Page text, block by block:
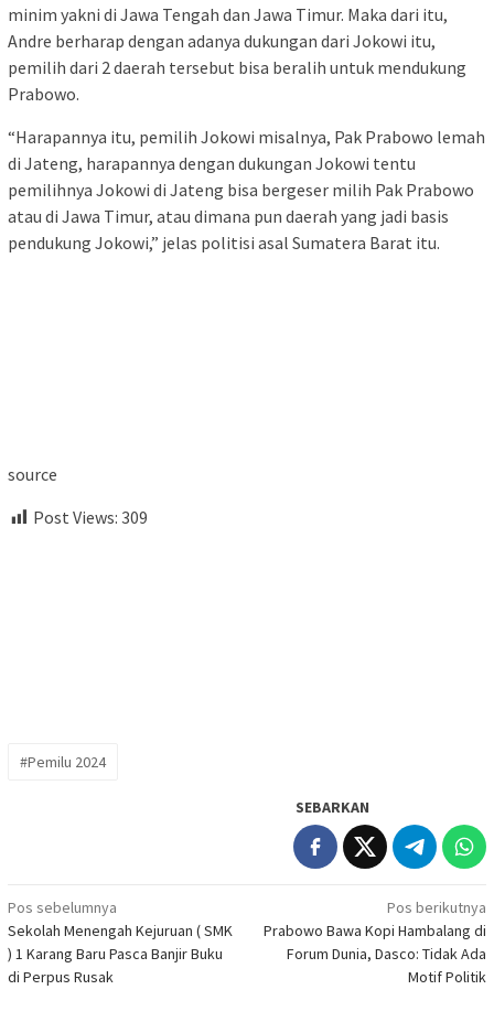
minim yakni di Jawa Tengah dan Jawa Timur. Maka dari itu,
Andre berharap dengan adanya dukungan dari Jokowi itu,
pemilih dari 2 daerah tersebut bisa beralih untuk mendukung
Prabowo.
“Harapannya itu, pemilih Jokowi misalnya, Pak Prabowo lemah
di Jateng, harapannya dengan dukungan Jokowi tentu
pemilihnya Jokowi di Jateng bisa bergeser milih Pak Prabowo
atau di Jawa Timur, atau dimana pun daerah yang jadi basis
pendukung Jokowi,” jelas politisi asal Sumatera Barat itu.
source
Post Views: 309
#Pemilu 2024
SEBARKAN
Navigasi
pos
Pos sebelumnya
Sekolah Menengah Kejuruan ( SMK
) 1 Karang Baru Pasca Banjir Buku
di Perpus Rusak
Pos berikutnya
Prabowo Bawa Kopi Hambalang di
Forum Dunia, Dasco: Tidak Ada
Motif Politik